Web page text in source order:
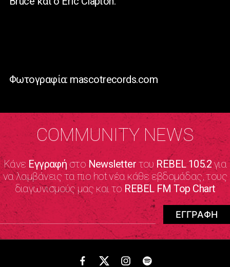
Φωτογραφία: mascotrecords.com
COMMUNITY NEWS
Κάνε Εγγραφήστο NewsletterτουREBEL 105.2για
να λαμβάνεις τα πιο hot νέα κάθε εβδομάδας, τους
διαγωνισμούς μας και το REBEL FM Top Chart